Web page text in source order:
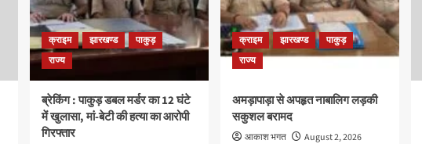
क्राइम झारखण्ड
पाकुड़
राज्य
ब्रेकिंग : पाकुड़ डबल मर्डर का 12 घंटे
में खुलासा, मां-बेटी की हत्या का आरोपी
गिरफ्तार
क्राइम झारखण्ड
पाकुड़
राज्य
अमड़ापाड़ा से अपहृत नाबालिग लड़की
सकुशल बरामद
आकाश भगत August 2, 2026